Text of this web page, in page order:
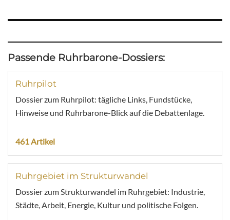
Passende Ruhrbarone-Dossiers:
Ruhrpilot
Dossier zum Ruhrpilot: tägliche Links, Fundstücke,
Hinweise und Ruhrbarone-Blick auf die Debattenlage.
461 Artikel
Ruhrgebiet im Strukturwandel
Dossier zum Strukturwandel im Ruhrgebiet: Industrie,
Städte, Arbeit, Energie, Kultur und politische Folgen.